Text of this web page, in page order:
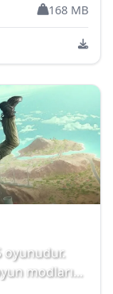
168 MB
oyunudur.
modları...